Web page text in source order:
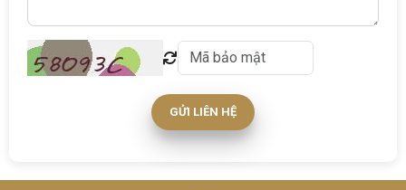
GỬI LIÊN HỆ